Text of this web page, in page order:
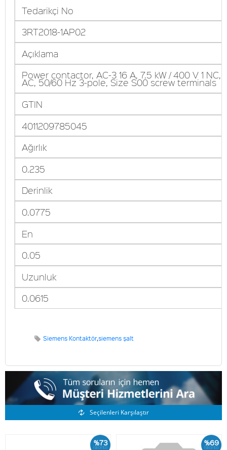
Tedarikçi No
3RT2018-1AP02
Açıklama
Power contactor, AC-3 16 A, 7.5 kW / 400 V 1 NC,
AC, 50/60 Hz 3-pole, Size S00 screw terminals
GTIN
4011209785045
Ağırlık
0.235
Derinlik
0.0775
En
0.05
Uzunluk
0.0615
Siemens Kontaktör,siemens şalt
Benzer Ürünler
Seçilenleri Karşılaştır
%73
İskonto %69
İskonto